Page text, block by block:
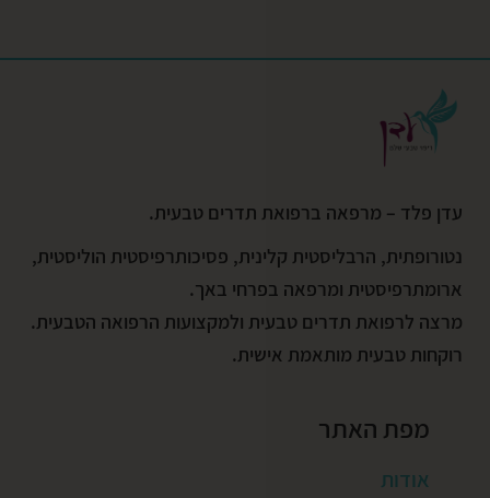
עדן פלד – מרפאה ברפואת תדרים טבעית.
נטורופתית, הרבליסטית קלינית, פסיכותרפיסטית הוליסטית,
ארומתרפיסטית ומרפאה בפרחי באך.
מרצה לרפואת תדרים טבעית ולמקצועות הרפואה הטבעית.
רוקחות טבעית מותאמת אישית.
מפת האתר
אודות